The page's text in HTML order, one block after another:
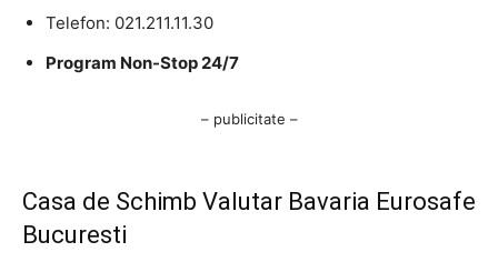
Telefon: 021.211.11.30
Program Non-Stop 24/7
– publicitate –
Casa de Schimb Valutar Bavaria Eurosafe
Bucuresti